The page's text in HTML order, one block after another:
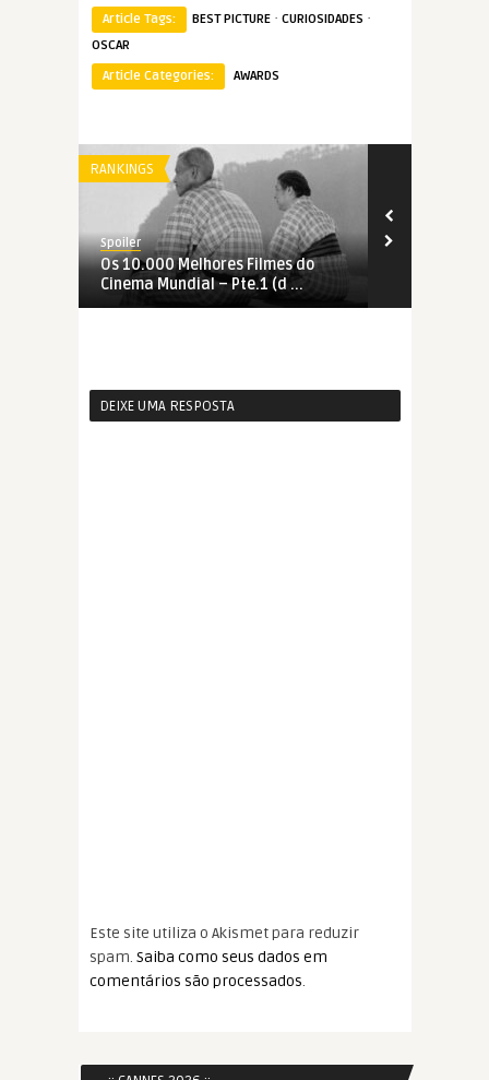
Article Tags: BEST PICTURE · CURIOSIDADES ·
OSCAR
Article Categories:
AWARDS
RANKINGS
Spoiler
Os 10.000 Melhores Filmes do
Cinema Mundial – Pte.1 (d ...
DEIXE UMA RESPOSTA
Este site utiliza o Akismet para reduzir
spam. Saiba como seus dados em
comentários são processados.